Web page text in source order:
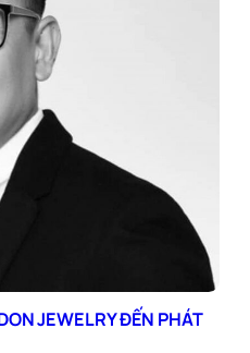
JEWELRY ĐẾN PHÁT